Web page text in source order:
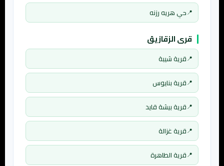
حي هريه رزنه
قرى الزقازيق
قرية شيبة
قرية بنايوس
قرية بيشة قايد
قرية غزالة
قرية الطاهرة